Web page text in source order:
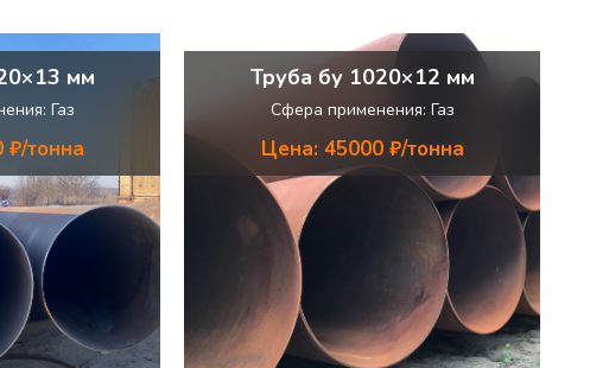
мм
Газ
₽/тонна
Труба бу 1020×12 мм
Сфера применения: Газ
Цена: 45000 ₽/тонна